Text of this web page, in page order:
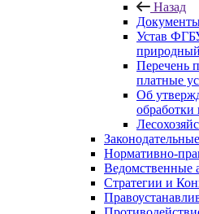
Назад
Устав
Перечень
платные
Об
Нормативно-
Ведомственные
Стратегии и